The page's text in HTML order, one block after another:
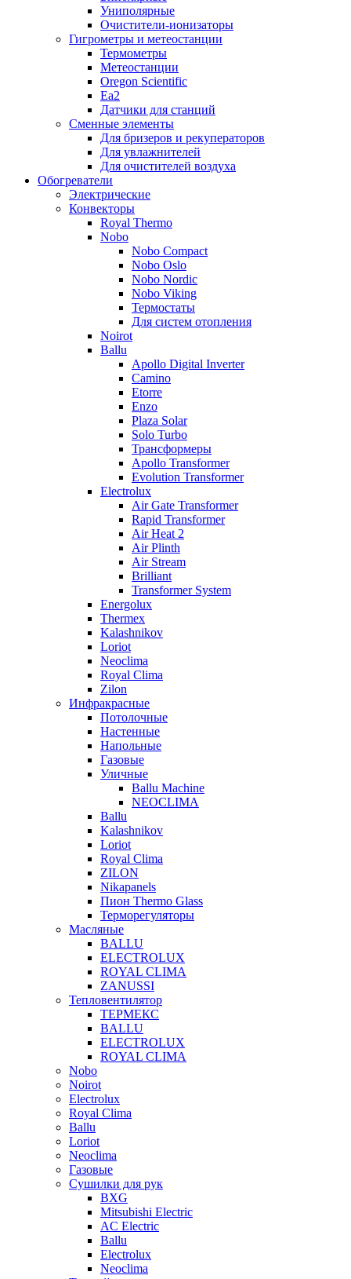
Униполярные
Очистители-ионизаторы
Гигрометры и метеостанции
Термометры
Метеостанции
Oregon Scientific
Ea2
Датчики для станций
Сменные элементы
Для бризеров и рекуператоров
Для увлажнителей
Для очистителей воздуха
Обогреватели
Электрические
Конвекторы
Royal Thermo
Nobo
Nobo Compact
Nobo Oslo
Nobo Nordic
Nobo Viking
Термостаты
Для систем отопления
Noirot
Ballu
Apollo Digital Inverter
Camino
Etorre
Enzo
Plaza Solar
Solo Turbo
Трансформеры
Apollo Transformer
Evolution Transformer
Electrolux
Air Gate Transformer
Rapid Transformer
Air Heat 2
Air Plinth
Air Stream
Brilliant
Transformer System
Energolux
Тhermex
Kalashnikov
Loriot
Neoclima
Royal Clima
Zilon
Инфракрасные
Потолочные
Настенные
Напольные
Газовые
Уличные
Ballu Machine
NEOCLIMA
Ballu
Kalashnikov
Loriot
Royal Clima
ZILON
Nikapanels
Пион Thermo Glass
Терморегуляторы
Масляные
BALLU
ELECTROLUX
ROYAL CLIMA
ZANUSSI
Тепловентилятор
ТЕРМЕКС
BALLU
ELECTROLUX
ROYAL CLIMA
Nobo
Noirot
Electrolux
Royal Clima
Ballu
Loriot
Neoclima
Газовые
Сушилки для рук
BXG
Mitsubishi Electric
AC Electric
Ballu
Electrolux
Neoclima